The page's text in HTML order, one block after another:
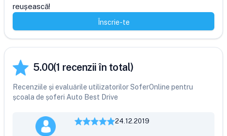
reușească!
Înscrie-te
5.00(1 recenzii în total)
Recenziile și evaluările utilizatorilor SoferOnline pentru
școala de șoferi Auto Best Drive
24.12.2019